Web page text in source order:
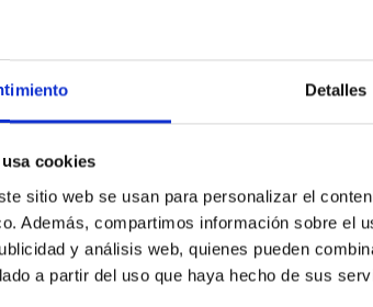
Detalles
cookies
sitio web se usan para personalizar el
Además, compartimos información sobre el
y análisis web, quienes pueden
a partir del uso que haya hecho de sus
The IAC celebrates
edition of ‘Our
internal meeting to
advances
The Instituto de Astrofísica
today held the 16th edition
Day’, an annual internal